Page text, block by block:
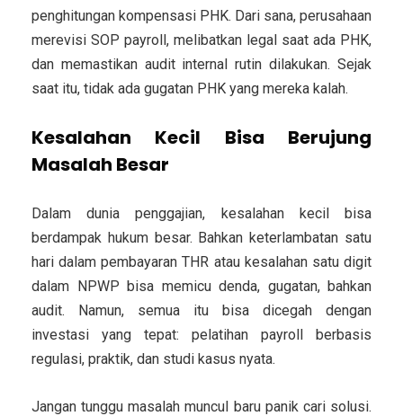
penghitungan kompensasi PHK. Dari sana, perusahaan
merevisi SOP payroll, melibatkan legal saat ada PHK,
dan memastikan audit internal rutin dilakukan. Sejak
saat itu, tidak ada gugatan PHK yang mereka kalah.
Kesalahan Kecil Bisa Berujung
Masalah Besar
Dalam dunia penggajian, kesalahan kecil bisa
berdampak hukum besar. Bahkan keterlambatan satu
hari dalam pembayaran THR atau kesalahan satu digit
dalam NPWP bisa memicu denda, gugatan, bahkan
audit. Namun, semua itu bisa dicegah dengan
investasi yang tepat: pelatihan payroll berbasis
regulasi, praktik, dan studi kasus nyata.
Jangan tunggu masalah muncul baru panik cari solusi.